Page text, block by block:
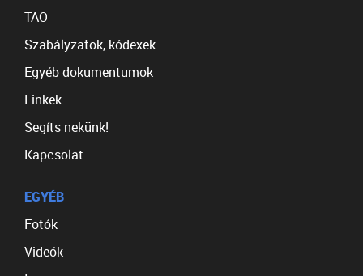
TAO
Szabályzatok, kódexek
Egyéb dokumentumok
Linkek
Segíts nekünk!
Kapcsolat
EGYÉB
Fotók
Videók